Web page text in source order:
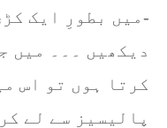
میں بطورِ ایک کڑی کے پیش کرتا ہوں-
کرتا ہوں تو اس
پالیسیز سے لے